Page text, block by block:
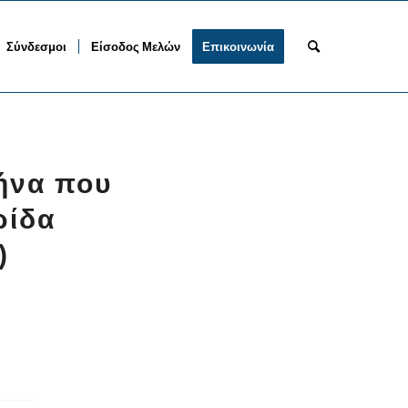
Σύνδεσμοι Είσοδος Μελών Επικοινωνία
που